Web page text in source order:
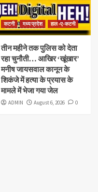
कटनी मध्य प्रदेश हाल -ए-कटनी
तीन महीने तक पुलिस को देता
रहा चुनौती… आखिर ‘खूंखार’
मनीष जायसवाल कानून के
शिकंजे में हत्या के प्रयास के
मामले में भेजा गया जेल
ADMIN August 6, 2026 0